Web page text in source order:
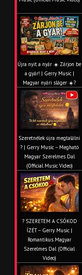
Újra nyit a nyár ☀️ Zárjon be
a gyár! | Gerry Music |
Magyar nyári sláger ☀️?
Szeretnélek újra megtalálni
? | Gerry Music – Megható
Magyar Szerelmes Dal
(Official Music Video)
? SZERETEM A CSÓKOD
ÍZÉT – Gerry Music |
Romantikus Magyar
Szerelmes Dal (Official
Video)